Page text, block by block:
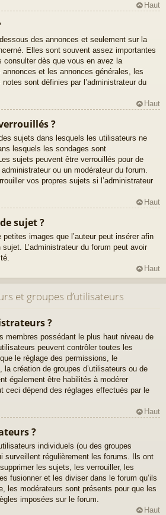
Haut
des annonces et seulement sur la
Elles sont souvent assez importantes
consulter dès que vous en avez la
et les annonces générales, les
sont définies par l’administrateur du
Haut
?
sujets dans lesquels les utilisateurs ne
lesquels les sondages sont
sujets peuvent être verrouillés pour de
ou un modérateur du forum.
vos propres sujets si l’administrateur
Haut
sujet ?
images que l’auteur peut insérer afin
L’administrateur du forum peut avoir
Haut
et groupes d’utilisateurs
?
membres possédant le plus haut niveau de
peuvent contrôler toutes les
le réglage des permissions, le
la création de groupes d’utilisateurs ou de
également être habilités à modérer
ceci dépend des réglages effectués par le
Haut
?
individuels (ou des groupes
surveillent régulièrement les forums. Ils ont
les sujets, les verrouiller, les
fusionner et les diviser dans le forum qu’ils
les modérateurs sont présents pour que les
imposées sur le forum.
Haut